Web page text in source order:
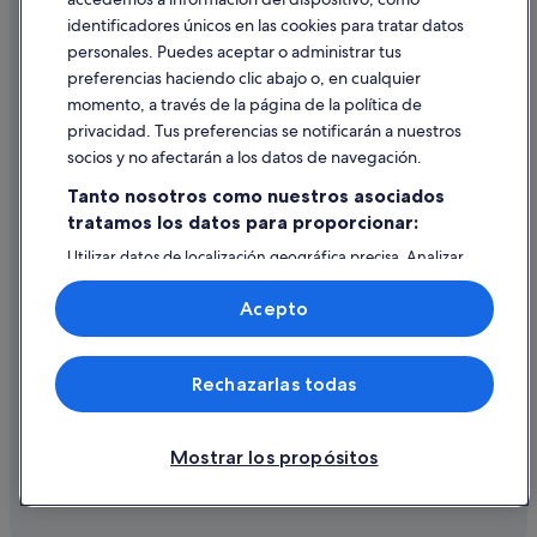
Ayuda
Cancelar un vuelo
Cancelar una reserva de hotel o de un alquiler vacacional
Utilizar un cupón de Expedia
Documentos para viajes internacionales
© 2026 Expedia, Inc., una empresa de Expedia Group. Todos los
derechos reservados. Expedia y el logotipo de Expedia son marcas
comerciales o marcas comerciales registradas de Expedia, Inc.
identificadores únicos en las cookies para tratar datos
personales. Puedes aceptar o administrar tus
preferencias haciendo clic abajo o, en cualquier
momento, a través de la página de la política de
privacidad. Tus preferencias se notificarán a nuestros
socios y no afectarán a los datos de navegación.
Tanto nosotros como nuestros asociados
tratamos los datos para proporcionar:
Utilizar datos de localización geográfica precisa. Analizar
activamente las características del dispositivo para su
identificación. Almacenar la información en un dispositivo
y/o acceder a ella. Publicidad y contenido personalizados,
medición de publicidad y contenido, investigación de
audiencia y desarrollo de servicios.
Lista de asociados (proveedores)
Mostrar los propósitos
Rechazarlas todas
Acepto